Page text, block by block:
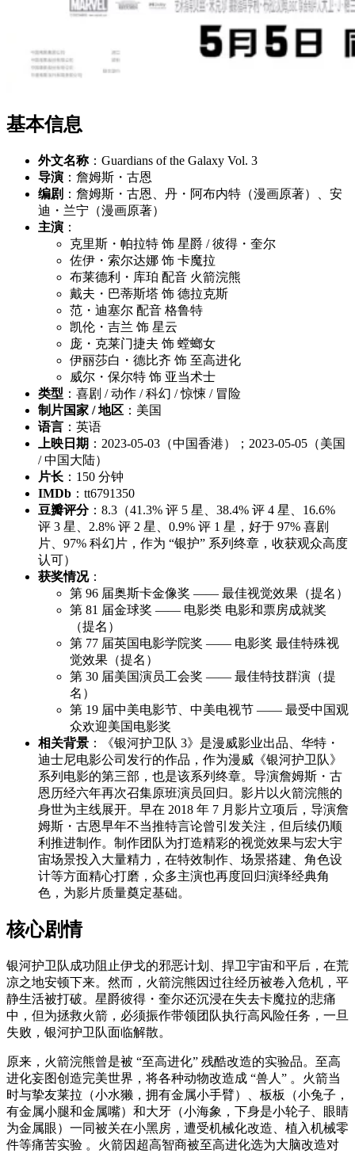
基本信息
外文名称：Guardians of the Galaxy Vol. 3
导演 ：詹姆斯・古恩
编剧 ：詹姆斯・古恩、丹・阿布内特（漫画原著）、安
迪・兰宁（漫画原著）
主演 ：
克里斯・帕拉特 饰 星爵 / 彼得・奎尔
佐伊・索尔达娜 饰 卡魔拉
布莱德利・库珀 配音 火箭浣熊
戴夫・巴蒂斯塔 饰 德拉克斯
范・迪塞尔 配音 格鲁特
凯伦・吉兰 饰 星云
庞・克莱门捷夫 饰 螳螂女
伊丽莎白・德比齐 饰 至高进化
威尔・保尔特 饰 亚当术士
类型 ：喜剧 / 动作 / 科幻 / 惊悚 / 冒险
制片国家 / 地区 ：美国
语言 ：英语
上映日期 ：2023-05-03（中国香港）；2023-05-05（美国
/ 中国大陆）
片长 ：150 分钟
IMDb ：tt6791350
豆瓣评分：8.3（41.3% 评 5 星、38.4% 评 4 星、16.6%
评 3 星、2.8% 评 2 星、0.9% 评 1 星，好于 97% 喜剧
片、97% 科幻片，作为 “银护” 系列终章，收获观众高度
认可）
获奖情况：
第 96 届奥斯卡金像奖 —— 最佳视觉效果（提名）
第 81 届金球奖 —— 电影类 电影和票房成就奖
（提名）
第 77 届英国电影学院奖 —— 电影奖 最佳特殊视
觉效果（提名）
第 30 届美国演员工会奖 —— 最佳特技群演（提
名）
第 19 届中美电影节、中美电视节 —— 最受中国观
众欢迎美国电影奖
相关背景 ：《银河护卫队 3》是漫威影业出品、华特・
迪士尼电影公司发行的作品，作为漫威《银河护卫队》
系列电影的第三部，也是该系列终章。导演詹姆斯・古
恩历经六年再次召集原班演员回归。影片以火箭浣熊的
身世为主线展开。早在 2018 年 7 月影片立项后，导演詹
姆斯・古恩早年不当推特言论曾引发关注，但后续仍顺
利推进制作。制作团队为打造精彩的视觉效果与宏大宇
宙场景投入大量精力，在特效制作、场景搭建、角色设
计等方面精心打磨，众多主演也再度回归演绎经典角
色，为影片质量奠定基础。
核心剧情
银河护卫队成功阻止伊戈的邪恶计划、捍卫宇宙和平后，在荒
凉之地安顿下来。然而，火箭浣熊因过往经历被卷入危机，平
静生活被打破。星爵彼得・奎尔还沉浸在失去卡魔拉的悲痛
中，但为拯救火箭，必须振作带领团队执行高风险任务，一旦
失败，银河护卫队面临解散。
原来，火箭浣熊曾是被 “至高进化” 残酷改造的实验品。至高
进化妄图创造完美世界，将各种动物改造成 “兽人” 。火箭当
时与挚友莱拉（小水獭，拥有金属小手臂）、板板（小兔子，
有金属小腿和金属嘴）和大牙（小海象，下身是小轮子、眼睛
为金属眼）一同被关在小黑房，遭受机械化改造、植入机械零
件等痛苦实验 。火箭因超高智商被至高进化选为大脑改造对